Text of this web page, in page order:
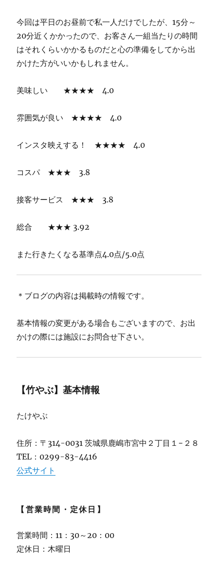
今回は平日のお昼前で私一人だけでしたが、15分～
20分近くかかったので、お客さん一組当たりの時間
はそれくらいかかるものだと心の準備をしてから出
かけた方がいいかもしれません。
美味しい ★★★★ 4.0
雰囲気が良い ★★★★ 4.0
インスタ映えする！ ★★★★ 4.0
コスパ ★★★ 3.8
接客サービス ★★★ 3.8
総合 ★★★ 3.92
また行きたくなる基準点4.0点/5.0点
＊ブログの内容は掲載時の情報です。
基本情報の変更がある場合もございますので、お出
かけの際には施設にお問合せ下さい。
【竹やぶ】基本情報
たけやぶ
住所：〒314-0031 茨城県鹿嶋市宮中２丁目１−２８
TEL：0299-83-4416
公式サイト
【営業時間・定休日】
営業時間：11：30～20：00
定休日：木曜日